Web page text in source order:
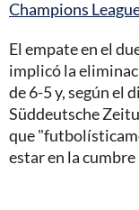
Champions
El empate en el
implicó la
de 6-5 y, según el
Süddeutsche
que
estar en la cumbre